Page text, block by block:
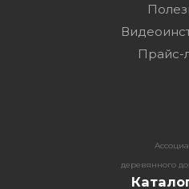
Прайс-
деревянного